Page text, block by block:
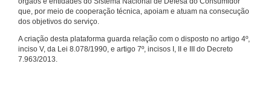
que, por meio de cooperação técnica, apoiam e atuam na consecução
dos objetivos do serviço.
A criação desta plataforma guarda relação com o disposto no artigo 4º,
inciso V, da Lei 8.078/1990, e artigo 7º, incisos I, II e III do Decreto
7.963/2013.